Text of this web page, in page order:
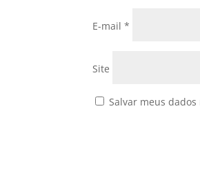
E-mail*
Site
Salvar meus